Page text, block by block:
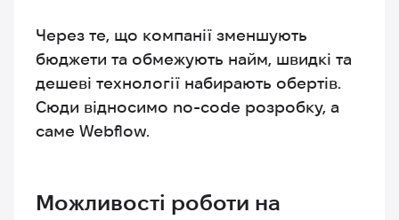
Через те, що компанії зменшують
бюджети та обмежують найм, швидкі та
дешеві технології набирають обертів.
Сюди відносимо no-code розробку, а
саме Webflow.
Можливості роботи на